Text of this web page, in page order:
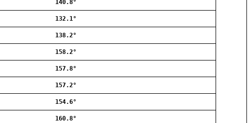
Gentofte
Greve
Høje-Taastrup
140.8°
132.1°
138.2°
158.2°
157.8°
157.2°
154.6°
160.8°